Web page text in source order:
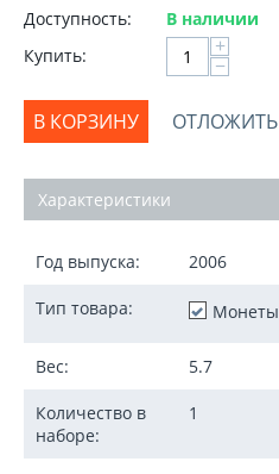
Доступность:
В наличии
Купить:
+
−
В КОРЗИНУ ОТЛОЖИТЬ
Характеристики
Год выпуска: 2006
Тип товара: Монеты
Вес: 5.7
Количество в
наборе:
1